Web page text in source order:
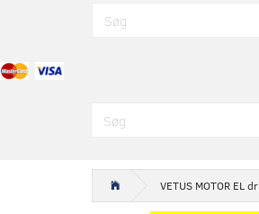
VETUS MOTOR EL